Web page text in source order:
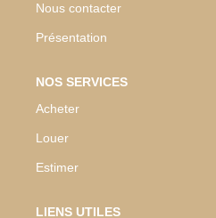
Nous contacter
Présentation
NOS SERVICES
Acheter
Louer
Estimer
LIENS UTILES